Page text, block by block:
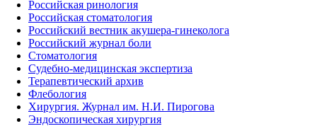
Российская ринология
Российская стоматология
Российский вестник акушера-гинеколога
Российский журнал боли
Стоматология
Судебно-медицинская экспертиза
Терапевтический архив
Флебология
Хирургия. Журнал им. Н.И. Пирогова
Эндоскопическая хирургия